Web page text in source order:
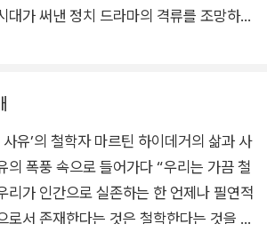
대가 써낸 정치 드라마의 격류를 조망하는
조명한 《니체 극장: 영원회귀와 권력의
뾰족하고 황량한 봉우리들을 답사한 《광
틀러까지 문제적 열정의 내면 풍경》을 썼
스의 책 읽기: 철학의 숲에서 만난 사유들》,
로를 통과하는 읽기의 모험》, 《만남의 철
철학 대담》(공저), 《즐거운 지식: 책의 바
유’의 철학자 마르틴 하이데거의 삶과 사
가 인간으로 실존하는 한 언제나 필연적